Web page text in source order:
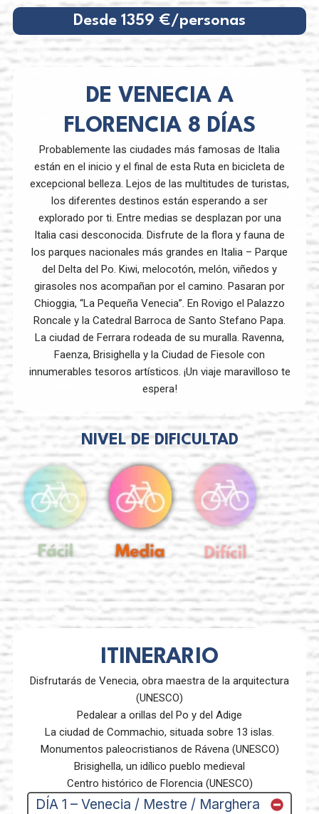
Desde 1359 €/personas
DE VENECIA A
FLORENCIA 8 DÍAS
Probablemente las ciudades más famosas de Italia
están en el inicio y el final de esta Ruta en bicicleta de
excepcional belleza. Lejos de las multitudes de turistas,
los diferentes destinos están esperando a ser
explorado por ti. Entre medias se desplazan por una
Italia casi desconocida. Disfrute de la flora y fauna de
los parques nacionales más grandes en Italia – Parque
del Delta del Po. Kiwi, melocotón, melón, viñedos y
girasoles nos acompañan por el camino. Pasaran por
Chioggia, “La Pequeña Venecia”. En Rovigo el Palazzo
Roncale y la Catedral Barroca de Santo Stefano Papa.
La ciudad de Ferrara rodeada de su muralla. Ravenna,
Faenza, Brisighella y la Ciudad de Fiesole con
innumerables tesoros artísticos. ¡Un viaje maravilloso te
espera!
NIVEL DE DIFICULTAD
ITINERARIO
Disfrutarás de Venecia, obra maestra de la arquitectura
(UNESCO)
Pedalear a orillas del Po y del Adige
La ciudad de Commachio, situada sobre 13 islas.
Monumentos paleocristianos de Rávena (UNESCO)
Brisighella, un idílico pueblo medieval
Centro histórico de Florencia (UNESCO)
DÍA 1 – Venecia / Mestre / Marghera